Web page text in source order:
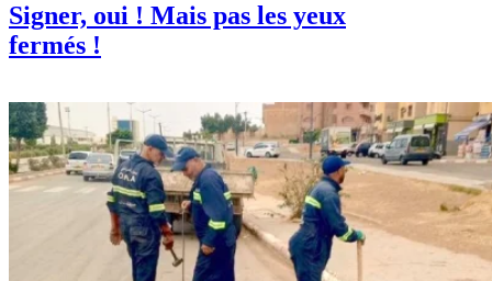
Signer, oui ! Mais pas les yeux
fermés !